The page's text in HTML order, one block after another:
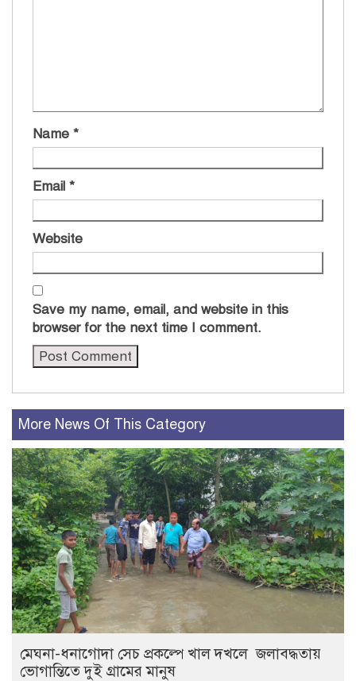
Name *
Email *
Website
Save my name, email, and website in this
browser for the next time I comment.
More News Of This Category
মেঘনা-ধনাগোদা সেচ প্রকল্পে খাল দখলে জলাবদ্ধতায়
ভোগান্তিতে দুই গ্রামের মানুষ